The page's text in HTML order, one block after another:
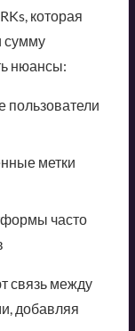
которая
сумму
нюансы:
пользователи
метки
часто
связь между
добавляя